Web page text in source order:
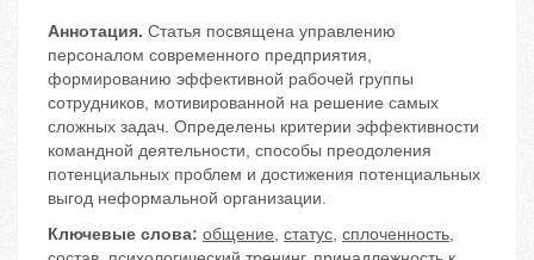
Аннотация. Статья посвящена управлению
персоналом современного предприятия,
формированию эффективной рабочей группы
сотрудников, мотивированной на решение самых
сложных задач. Определены критерии эффективности
командной деятельности, способы преодоления
потенциальных проблем и достижения потенциальных
выгод неформальной организации.
Ключевые слова: общение, статус, сплоченность,